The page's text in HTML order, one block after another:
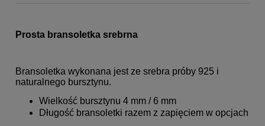
Prosta bransoletka srebrna
Bransoletka wykonana jest ze srebra próby 925 i
naturalnego bursztynu.
Wielkość bursztynu 4 mm / 6 mm
Długość bransoletki razem z zapięciem w opcjach